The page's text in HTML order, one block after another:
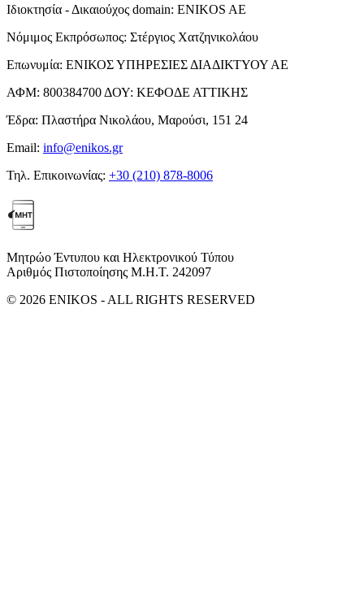
Ιδιοκτησία - Δικαιούχος domain: ENIKOS AE
Νόμιμος Εκπρόσωπος: Στέργιος Χατζηνικολάου
Επωνυμία: ΕΝΙΚΟΣ ΥΠΗΡΕΣΙΕΣ ΔΙΑΔΙΚΤΥΟΥ ΑΕ
ΑΦΜ: 800384700 ΔΟΥ: ΚΕΦΟΔΕ ΑΤΤΙΚΗΣ
Έδρα: Πλαστήρα Νικολάου, Μαρούσι, 151 24
Email: info@enikos.gr
Τηλ. Επικοινωνίας: +30 (210) 878-8006
Μητρώο Έντυπου και Ηλεκτρονικού Τύπου
Αριθμός Πιστοποίησης Μ.Η.Τ. 242097
© 2026 ENIKOS - ALL RIGHTS RESERVED